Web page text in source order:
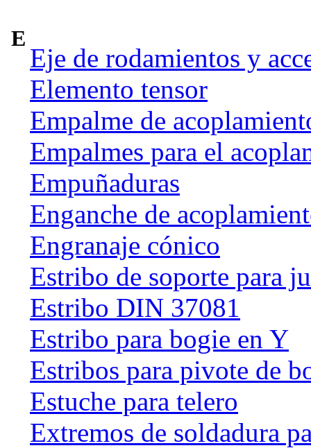
E
Eje de rodamientos y
Elemento tensor
Empalme de
Empalmes para el
Empuñaduras
Enganche de
Engranaje cónico
Estribo de soporte para
Estribo DIN 37081
Estribo para bogie en Y
Estribos para pivote de
Estuche para telero
Extremos de soldadura